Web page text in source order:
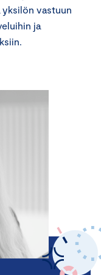
vastuun
ja